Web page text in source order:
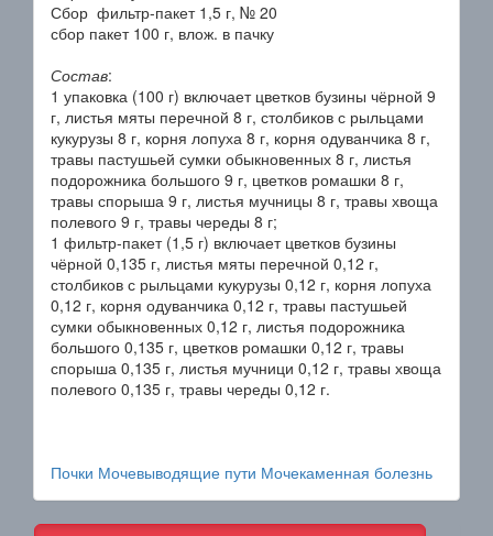
Сбор фильтр-пакет 1,5 г, № 20
сбор пакет 100 г, влож. в пачку
Состав:
1 упаковка (100 г) включает цветков бузины чёрной 9
г, листья мяты перечной 8 г, столбиков с рыльцами
кукурузы 8 г, корня лопуха 8 г, корня одуванчика 8 г,
травы пастушьей сумки обыкновенных 8 г, листья
подорожника большого 9 г, цветков ромашки 8 г,
травы спорыша 9 г, листья мучницы 8 г, травы хвоща
полевого 9 г, травы череды 8 г;
1 фильтр-пакет (1,5 г) включает цветков бузины
чёрной 0,135 г, листья мяты перечной 0,12 г,
столбиков с рыльцами кукурузы 0,12 г, корня лопуха
0,12 г, корня одуванчика 0,12 г, травы пастушьей
сумки обыкновенных 0,12 г, листья подорожника
большого 0,135 г, цветков ромашки 0,12 г, травы
спорыша 0,135 г, листья мучници 0,12 г, травы хвоща
полевого 0,135 г, травы череды 0,12 г.
Почки Мочевыводящие пути Мочекаменная болезнь